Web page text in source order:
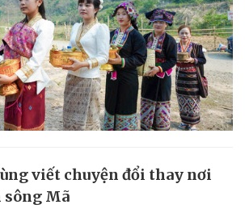
viết chuyện đổi thay nơi
Mã